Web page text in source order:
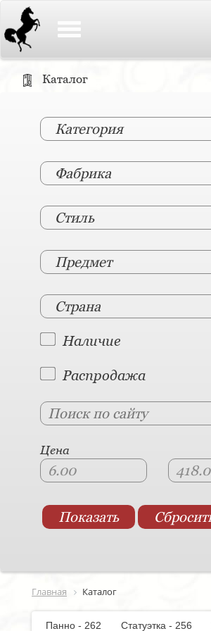
Каталог
Категория
Фабрика
Стиль
Предмет
Страна
Наличие
Распродажа
Цена
Главная Каталог
Панно - 262 Статуэтка - 256